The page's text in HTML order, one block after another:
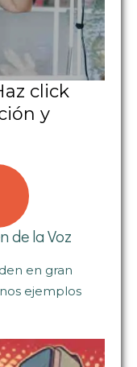
click
y
de la Voz
en gran
ejemplos